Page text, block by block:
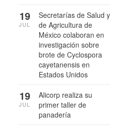
Secretarías de Salud y
de Agricultura de
México colaboran en
investigación sobre
brote de Cyclospora
cayetanensis en
Estados Unidos
19
JUL
Alicorp realiza su
primer taller de
panadería
19
JUL